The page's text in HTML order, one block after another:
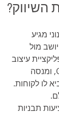
השיווק?
מגיע
מול
עיצוב
חינמית ופופולרית כמו Canva, ומנסה
לו לקוחות.
תבניות